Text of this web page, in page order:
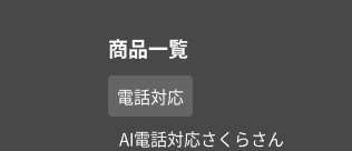
商品一覧
電話対応
AI電話対応さくらさん